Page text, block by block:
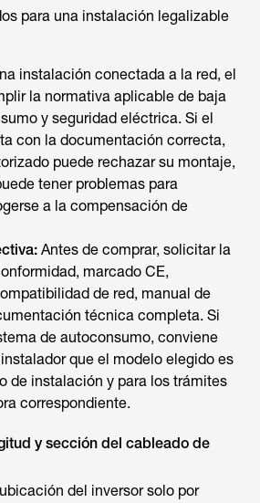
para una instalación legalizable
instalación conectada a la red, el
la normativa aplicable de baja
y seguridad eléctrica. Si el
con la documentación correcta,
puede rechazar su montaje,
tener problemas para
a la compensación de
Antes de comprar, solicitar la
marcado CE,
de red, manual de
técnica completa. Si
de autoconsumo, conviene
que el modelo elegido es
de instalación y para los trámites
correspondiente.
y sección del cableado de
del inversor solo por